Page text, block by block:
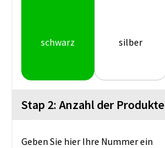
schwarz silber
Stap 2: Anzahl der Produkte
Geben Sie hier Ihre Nummer ein